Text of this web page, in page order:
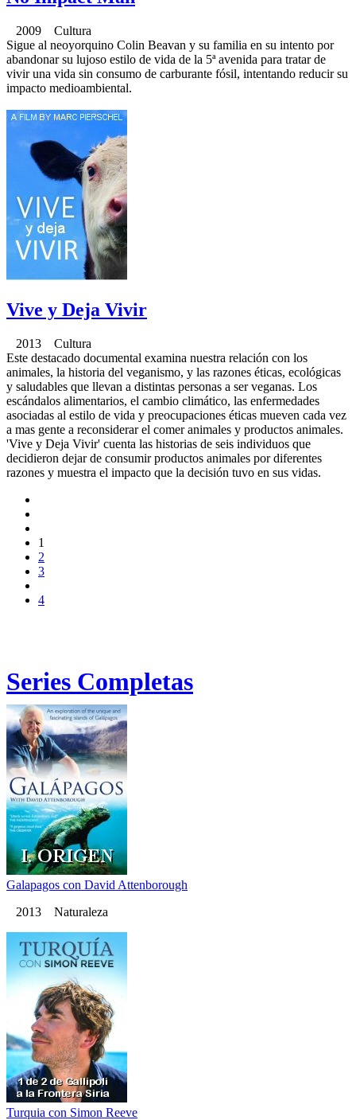
2009 Cultura
Sigue al neoyorquino Colin Beavan y su familia en su intento por
abandonar su lujoso estilo de vida de la 5ª avenida para tratar de
vivir una vida sin consumo de carburante fósil, intentando reducir su
impacto medioambiental.
Vive y Deja Vivir
2013 Cultura
Este destacado documental examina nuestra relación con los
animales, la historia del veganismo, y las razones éticas, ecológicas
y saludables que llevan a distintas personas a ser veganas. Los
escándalos alimentarios, el cambio climático, las enfermedades
asociadas al estilo de vida y preocupaciones éticas mueven cada vez
a mas gente a reconsiderar el comer animales y productos animales.
'Vive y Deja Vivir' cuenta las historias de seis individuos que
decidieron dejar de consumir productos animales por diferentes
razones y muestra el impacto que la decisión tuvo en sus vidas.
1
2
3
4
Series Completas
Galapagos con David Attenborough
2013 Naturaleza
Turquia con Simon Reeve